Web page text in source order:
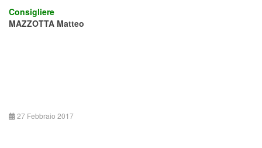
Consigliere
MAZZOTTA Matteo
27 Febbraio 2017